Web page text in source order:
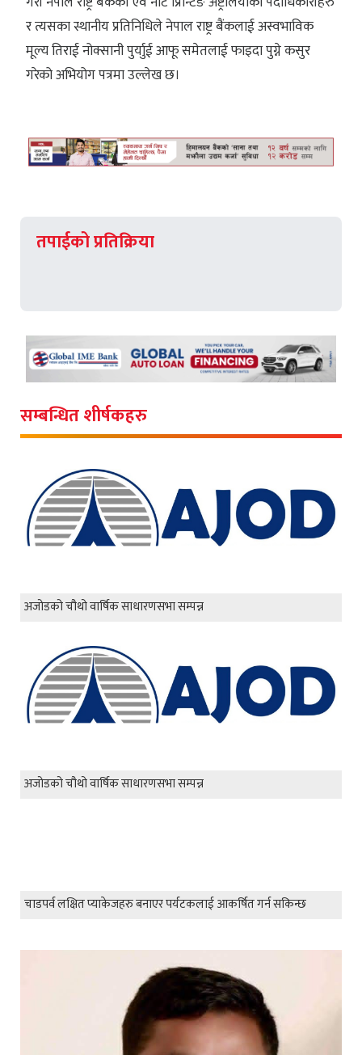
र त्यसका स्थानीय प्रतिनिधिले नेपाल राष्ट्र बैंकलाई अस्वभाविक
मूल्य तिराई नोक्सानी पुर्याुई आफू समेतलाई फाइदा पुग्ने कसुर
गरेको अभियोग पत्रमा उल्लेख छ।
तपाईको प्रतिक्रिया
सम्बन्धित शीर्षकहरु
अजोडको चौथो वार्षिक साधारणसभा सम्पन्न
अजोडको चौथो वार्षिक साधारणसभा सम्पन्न
चाडपर्व लक्षित प्याकेजहरु बनाएर पर्यटकलाई आकर्षित गर्न सकिन्छ